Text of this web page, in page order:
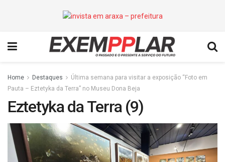
Home Destaques
Última semana para visitar a exposição “Foto em
Pauta – Eztetyka da Terra” no Museu Dona Beja
Eztetyka da Terra (9)